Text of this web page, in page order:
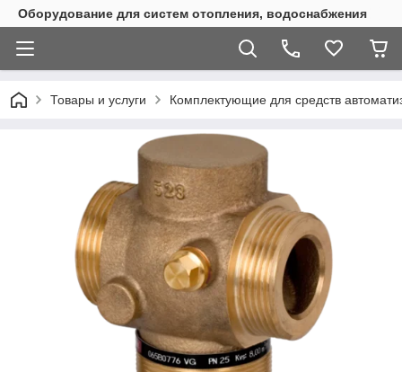
Оборудование для систем отопления, водоснабжения
Товары и услуги Комплектующие для средств